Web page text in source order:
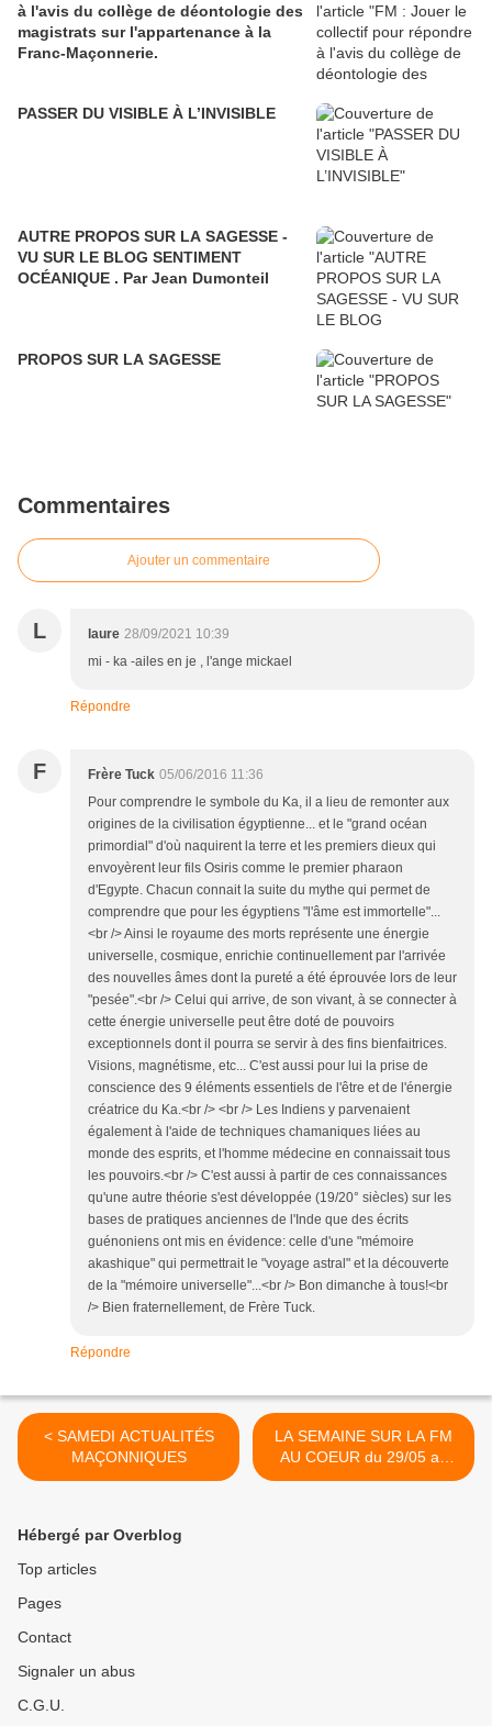
à l'avis du collège de déontologie des
magistrats sur l'appartenance à la
Franc-Maçonnerie.
PASSER DU VISIBLE À L’INVISIBLE
AUTRE PROPOS SUR LA SAGESSE -
VU SUR LE BLOG SENTIMENT
OCÉANIQUE . Par Jean Dumonteil
PROPOS SUR LA SAGESSE
Commentaires
Ajouter un commentaire
L laure 28/09/2021 10:39
mi - ka -ailes en je , l'ange mickael
Répondre
F Frère Tuck 05/06/2016 11:36
Pour comprendre le symbole du Ka, il a lieu de remonter aux
origines de la civilisation égyptienne... et le "grand océan
primordial" d'où naquirent la terre et les premiers dieux qui
envoyèrent leur fils Osiris comme le premier pharaon
d'Egypte. Chacun connait la suite du mythe qui permet de
comprendre que pour les égyptiens "l'âme est immortelle"...
<br /> Ainsi le royaume des morts représente une énergie
universelle, cosmique, enrichie continuellement par l'arrivée
des nouvelles âmes dont la pureté a été éprouvée lors de leur
"pesée".<br /> Celui qui arrive, de son vivant, à se connecter à
cette énergie universelle peut être doté de pouvoirs
exceptionnels dont il pourra se servir à des fins bienfaitrices.
Visions, magnétisme, etc... C'est aussi pour lui la prise de
conscience des 9 éléments essentiels de l'être et de l'énergie
créatrice du Ka.<br /> <br /> Les Indiens y parvenaient
également à l'aide de techniques chamaniques liées au
monde des esprits, et l'homme médecine en connaissait tous
les pouvoirs.<br /> C'est aussi à partir de ces connaissances
qu'une autre théorie s'est développée (19/20° siècles) sur les
bases de pratiques anciennes de l'Inde que des écrits
guénoniens ont mis en évidence: celle d'une "mémoire
akashique" qui permettrait le "voyage astral" et la découverte
de la "mémoire universelle"...<br /> Bon dimanche à tous!<br
/> Bien fraternellement, de Frère Tuck.
Répondre
< SAMEDI ACTUALITÉS
MAÇONNIQUES
LA SEMAINE SUR LA FM
AU COEUR du 29/05 au
04/06 >
Hébergé par Overblog
Top articles
Pages
Contact
Signaler un abus
C.G.U.